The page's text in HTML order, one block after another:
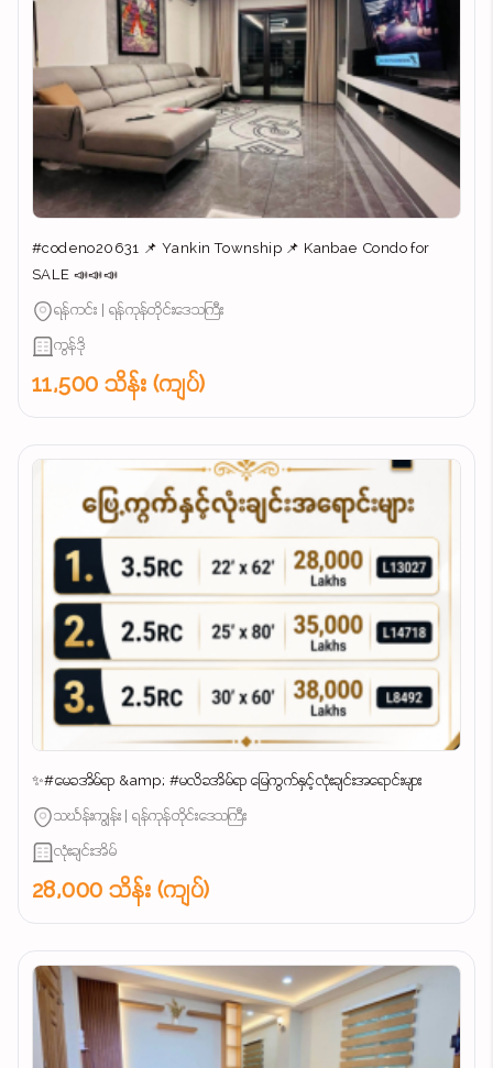
#codeno20631 📌 Yankin Township 📌 Kanbae Condo for
SALE 📣📣📣
ရန်ကင်း | ရန်ကုန်တိုင်းဒေသကြီး
ကွန်ဒို
11,500 သိန်း (ကျပ်)
✨#မေခအိမ်ရာ &amp; #မလိခအိမ်ရာ မြေကွက်နှင့်လုံးချင်းအရောင်းများ
သင်္ဃန်းကျွန်း | ရန်ကုန်တိုင်းဒေသကြီး
လုံးချင်းအိမ်
28,000 သိန်း (ကျပ်)